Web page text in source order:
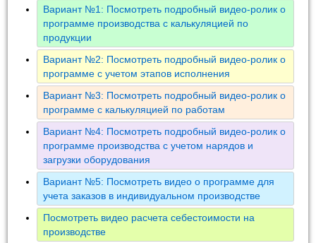
Вариант №1: Посмотреть подробный видео-ролик о
программе производства с калькуляцией по
продукции
Вариант №2: Посмотреть подробный видео-ролик о
программе с учетом этапов исполнения
Вариант №3: Посмотреть подробный видео-ролик о
программе с калькуляцией по работам
Вариант №4: Посмотреть подробный видео-ролик о
программе производства с учетом нарядов и
загрузки оборудования
Вариант №5: Посмотреть видео о программе для
учета заказов в индивидуальном производстве
Посмотреть видео расчета себестоимости на
производстве